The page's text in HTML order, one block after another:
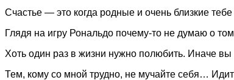
Счастье — это когда родные и очень близкие
Глядя на игру Рональдо почему-то не думаю о
Хоть один раз в жизни нужно полюбить. Иначе вы
Тем, кому со мной трудно, не мучайте себя…